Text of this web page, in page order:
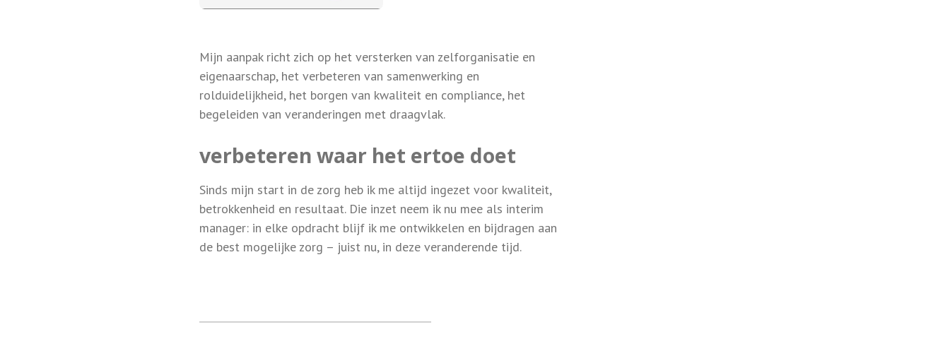
Mijn aanpak richt zich op het versterken van zelforganisatie en
eigenaarschap, het verbeteren van samenwerking en
rolduidelijkheid, het borgen van kwaliteit en compliance, het
begeleiden van veranderingen met draagvlak.
verbeteren waar het ertoe doet
Sinds mijn start in de zorg heb ik me altijd ingezet voor kwaliteit,
betrokkenheid en resultaat. Die inzet neem ik nu mee als interim
manager: in elke opdracht blijf ik me ontwikkelen en bijdragen aan
de best mogelijke zorg – juist nu, in deze veranderende tijd.